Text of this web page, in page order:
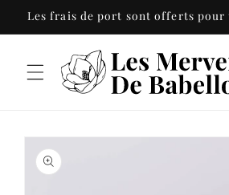
passer
au
Les frais de port sont offerts pour
Passer aux
informations
produits